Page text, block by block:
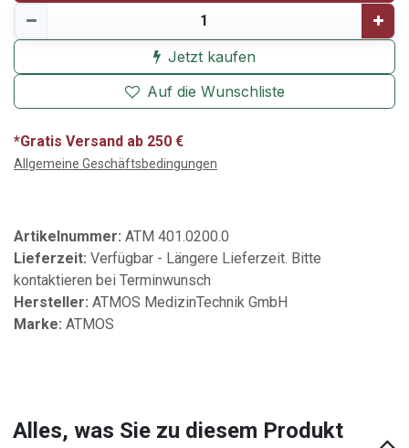
Jetzt kaufen
Auf die Wunschliste
*Gratis Versand ab 250 €
Allgemeine Geschäftsbedingungen
Artikelnummer: ATM 401.0200.0
Lieferzeit: Verfügbar - Längere Lieferzeit. Bitte
kontaktieren bei Terminwunsch
Hersteller: ATMOS MedizinTechnik GmbH
Marke: ATMOS
Alles, was Sie zu diesem Produkt